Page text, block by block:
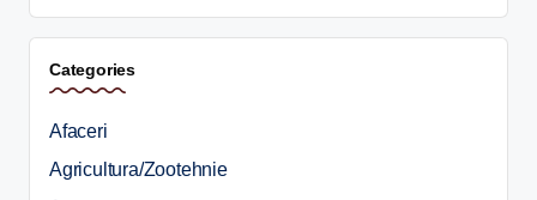
Categories
Afaceri
Agricultura/Zootehnie